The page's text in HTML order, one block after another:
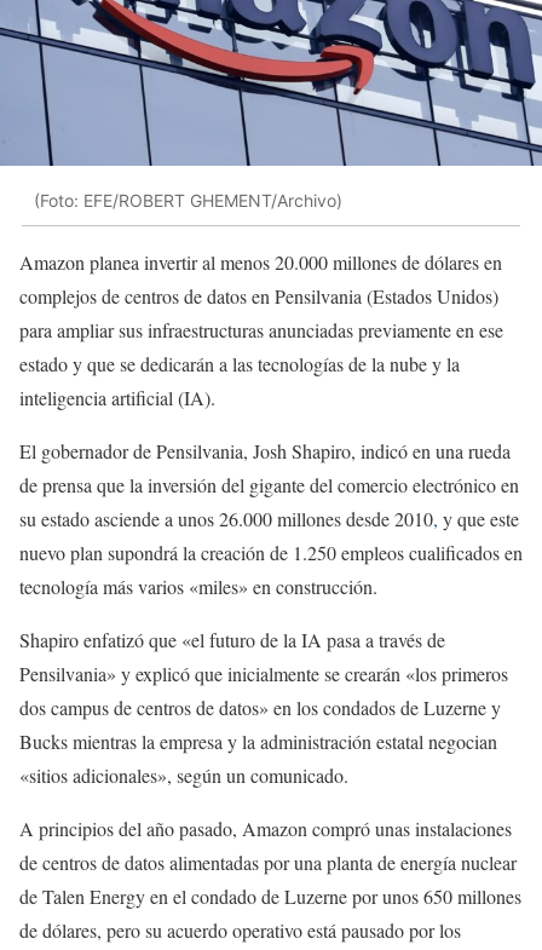
(Foto: EFE/ROBERT GHEMENT/Archivo)
Amazon planea invertir al menos 20.000 millones de dólares en
complejos de centros de datos en Pensilvania (Estados Unidos)
para ampliar sus infraestructuras anunciadas previamente en ese
estado y que se dedicarán a las tecnologías de la nube y la
inteligencia artificial (IA).
El gobernador de Pensilvania, Josh Shapiro, indicó en una rueda
de prensa que la inversión del gigante del comercio electrónico en
su estado asciende a unos 26.000 millones desde 2010, y que este
nuevo plan supondrá la creación de 1.250 empleos cualificados en
tecnología más varios «miles» en construcción.
Shapiro enfatizó que «el futuro de la IA pasa a través de
Pensilvania» y explicó que inicialmente se crearán «los primeros
dos campus de centros de datos» en los condados de Luzerne y
Bucks mientras la empresa y la administración estatal negocian
«sitios adicionales», según un comunicado.
A principios del año pasado, Amazon compró unas instalaciones
de centros de datos alimentadas por una planta de energía nuclear
de Talen Energy en el condado de Luzerne por unos 650 millones
de dólares, pero su acuerdo operativo está pausado por los